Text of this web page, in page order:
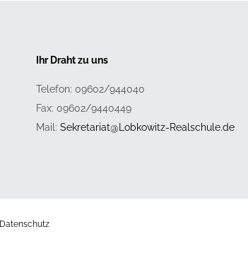
Ihr Draht zu uns
Telefon: 09602/944040
Fax: 09602/9440449
Mail: Sekretariat@Lobkowitz-Realschule.de
Datenschutz